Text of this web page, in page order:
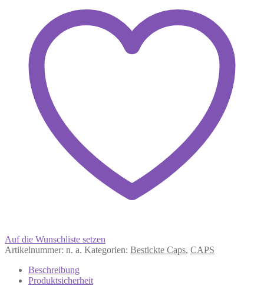
Auf die Wunschliste setzen
Artikelnummer: n. a. Kategorien: Bestickte Caps, CAPS
Beschreibung
Produktsicherheit